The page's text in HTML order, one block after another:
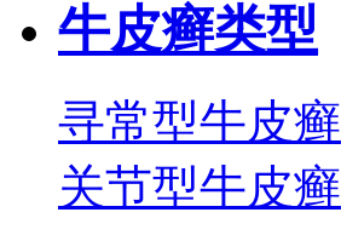
牛皮癣类型
寻常型牛皮癣
关节型牛皮癣